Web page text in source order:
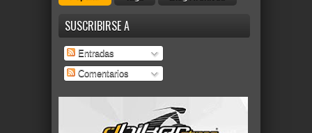
SUSCRIBIRSE A
Entradas
Comentarios